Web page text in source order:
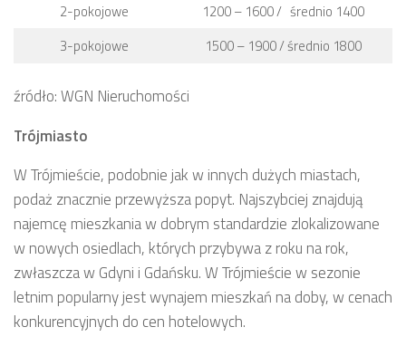
2-pokojowe
1200 – 1600 / średnio 1400
3-pokojowe
1500 – 1900 / średnio 1800
źródło: WGN Nieruchomości
Trójmiasto
W Trójmieście, podobnie jak w innych dużych miastach,
podaż znacznie przewyższa popyt. Najszybciej znajdują
najemcę mieszkania w dobrym standardzie zlokalizowane
w nowych osiedlach, których przybywa z roku na rok,
zwłaszcza w Gdyni i Gdańsku. W Trójmieście w sezonie
letnim popularny jest wynajem mieszkań na doby, w cenach
konkurencyjnych do cen hotelowych.